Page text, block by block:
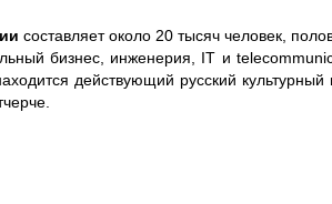
составляет около 20 тысяч человек,
бизнес, инженерия, IT и
действующий русский